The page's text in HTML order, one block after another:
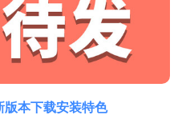
版本下载安装特色